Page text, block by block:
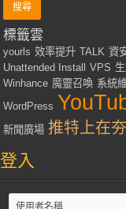
標籤雲
yourls 效率提升 TALK 資
Unattended Install VPS
Winhance 魔靈召喚 系統
WordPress
新聞廣場 推特上在
登入